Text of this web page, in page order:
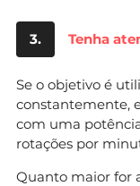
3. Tenha
Se o objetivo é
constantemente,
com uma
rotações por
Quanto maior for